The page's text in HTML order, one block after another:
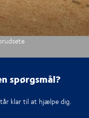
spørgsmål?
klar til at hjælpe dig.